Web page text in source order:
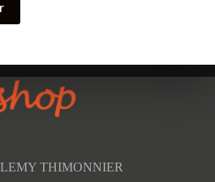
THIMONNIER